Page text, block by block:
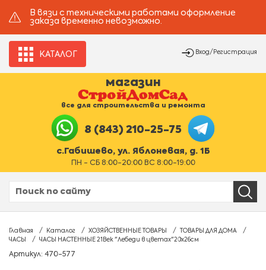
В вязи с техническими работами оформление
заказа временно невозможно.
КАТАЛОГ Вход/Регистрация
магазин
все для строительства и ремонта
8 (843) 210-25-75
с.Габишево, ул. Яблоневая, д. 1Б
ПН - СБ 8:00-20:00 ВС 8:00-19:00
Главная Каталог ХОЗЯЙСТВЕННЫЕ ТОВАРЫ
ТОВАРЫ ДЛЯ ДОМА
ЧАСЫ
ЧАСЫ НАСТЕННЫЕ 21Век "Лебеди в цветах"20х26см
Артикул: 470-577